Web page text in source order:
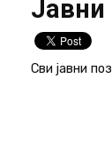
Јавни
Сви јавни